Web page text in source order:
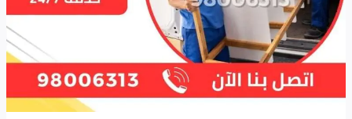
مستوى
من
الاحترافية